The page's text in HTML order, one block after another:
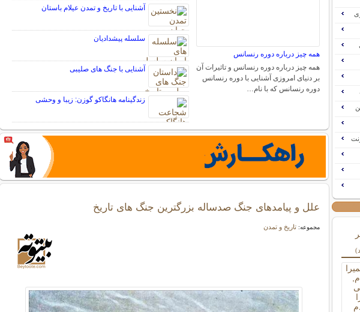
همه چیز درباره دوره رنسانس
همه چیز درباره دوره رنسانس و تاثیرات آن
بر دنیای امروزی آشنایی با دوره رنسانس
دوره رنسانس که با نام…
آشنایی با تاریخ و تمدن عیلام باستان
سلسله پیشدادیان
آشنایی با جنگ های صلیبی
زندگینامه هانگاکو گوزن: زیبا و وحشی
علل و پیامدهای جنگ صدساله بزرگترین جنگ های تاریخ
مجموعه:تاریخ و تمدن